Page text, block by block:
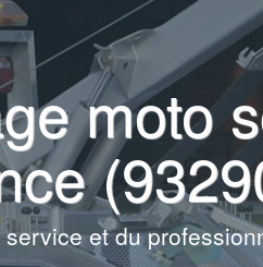
moto
et du